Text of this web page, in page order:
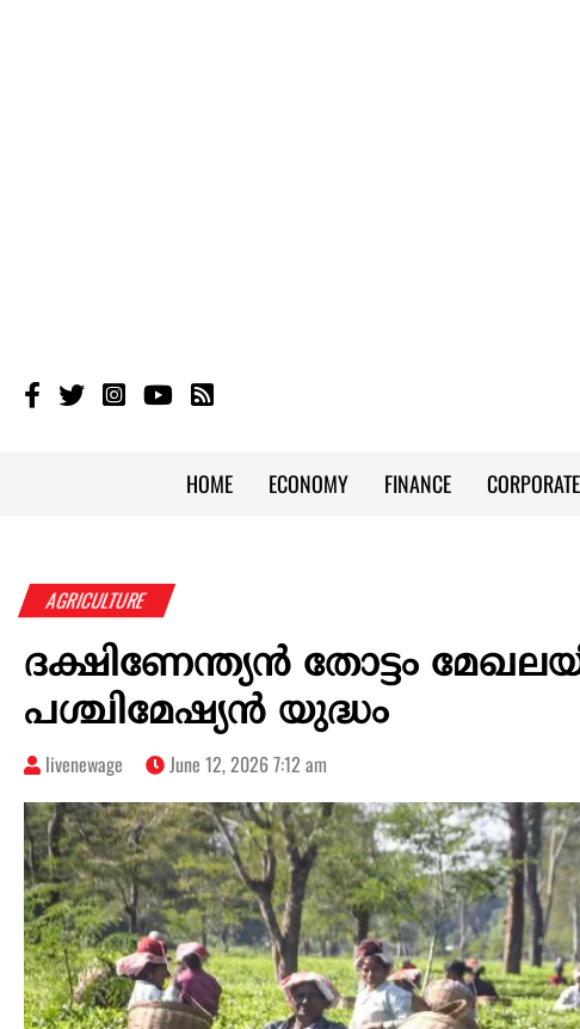
HOME ECONOMY FINANCE CORPORATE
AGRICULTURE
ദക്ഷിണേന്ത്യന്‍ തോട്ടം
പശ്ചിമേഷ്യൻ യുദ്ധം
livenewage June 12, 2026 7:12 am